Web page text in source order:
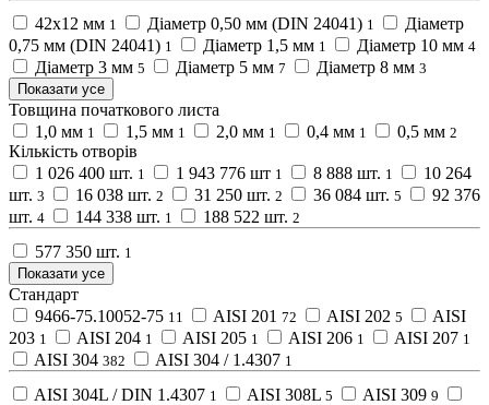
42х12 мм 1 Діаметр 0,50 мм (DIN 24041) 1
Діаметр
0,75 мм (DIN 24041) 1 Діаметр 1,5 мм 1 Діаметр 10 мм 4
Діаметр 3 мм 5 Діаметр 5 мм 7 Діаметр 8 мм 3
Показати усе
Товщина початкового листа
1,0 мм 1 1,5 мм 1 2,0 мм 1 0,4 мм 1 0,5 мм 2
Кількість отворів
1 026 400 шт. 1 1 943 776 шт 1 8 888 шт. 1
10 264
шт. 3 16 038 шт. 2 31 250 шт. 2 36 084 шт. 5
92 376
шт. 4 144 338 шт. 1 188 522 шт. 2
577 350 шт. 1
Показати усе
Стандарт
9466-75.10052-75 11 AISI 201 72 AISI 202 5
AISI
203 1 AISI 204 1 AISI 205 1 AISI 206 1 AISI 207 1
AISI 304 382 AISI 304 / 1.4307 1
AISI 304L / DIN 1.4307 1 AISI 308L 5 AISI 309 9